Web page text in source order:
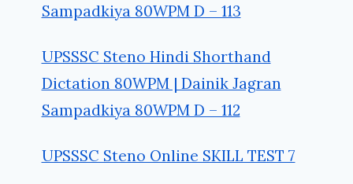
Sampadkiya 80WPM D – 113
UPSSSC Steno Hindi Shorthand
Dictation 80WPM | Dainik Jagran
Sampadkiya 80WPM D – 112
UPSSSC Steno Online SKILL TEST 7